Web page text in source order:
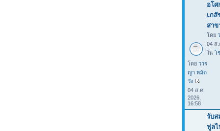
อโ
เภสั
สาข
โดย
04 ส.
ใน โ
โดย วาร
ญา หมัด
วัง
04 ส.ค.
2026,
16:58
รับส
ฟูล